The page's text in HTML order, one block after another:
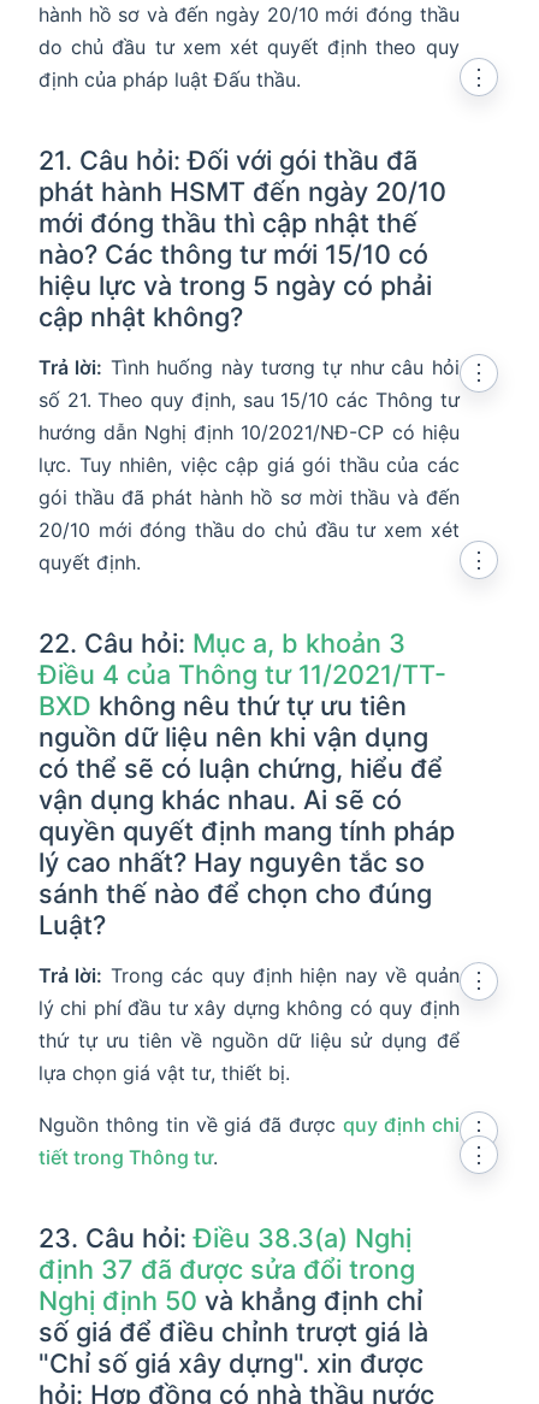
hành hồ sơ và đến ngày 20/10 mới đóng thầu
do chủ đầu tư xem xét quyết định theo quy
định của pháp luật Đấu thầu.
21. Câu hỏi: Đối với gói thầu đã
phát hành HSMT đến ngày 20/10
mới đóng thầu thì cập nhật thế
nào? Các thông tư mới 15/10 có
hiệu lực và trong 5 ngày có phải
cập nhật không?
⋮
Trả lời: Tình huống này tương tự như câu hỏi
số 21. Theo quy định, sau 15/10 các Thông tư
hướng dẫn Nghị định 10/2021/NĐ-CP có hiệu
lực. Tuy nhiên, việc cập giá gói thầu của các
gói thầu đã phát hành hồ sơ mời thầu và đến
20/10 mới đóng thầu do chủ đầu tư xem xét
quyết định.
⋮
22. Câu hỏi: Mục a, b khoản 3
Điều 4 của Thông tư 11/2021/TT-
BXD không nêu thứ tự ưu tiên
nguồn dữ liệu nên khi vận dụng
có thể sẽ có luận chứng, hiểu để
vận dụng khác nhau. Ai sẽ có
quyền quyết định mang tính pháp
lý cao nhất? Hay nguyên tắc so
sánh thế nào để chọn cho đúng
Luật?
⋮
Trả lời: Trong các quy định hiện nay về quản
lý chi phí đầu tư xây dựng không có quy định
thứ tự ưu tiên về nguồn dữ liệu sử dụng để
lựa chọn giá vật tư, thiết bị.
⋮
Nguồn thông tin về giá đã được quy định chi
tiết trong Thông tư.
⋮
23. Câu hỏi:Điều 38.3(a) Nghị
định 37 đã được sửa đổi trong
Nghị định 50 và khẳng định chỉ
số giá để điều chỉnh trượt giá là
"Chỉ số giá xây dựng". xin được
hỏi: Hợp đồng có nhà thầu nước
⋮